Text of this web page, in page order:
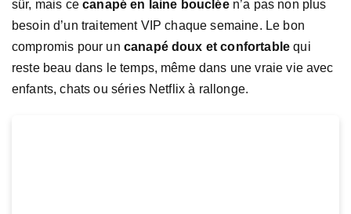
sûr, mais cecanapé en laine boucléen’a pas non plus
besoin d’un traitement VIP chaque semaine. Le bon
compromis pour un canapé doux et confortable qui
reste beau dans le temps, même dans une vraie vie avec
enfants, chats ou séries Netflix à rallonge.